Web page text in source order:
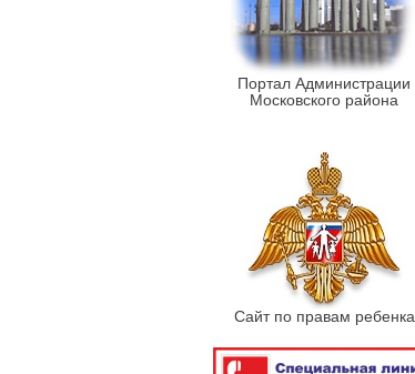
Портал Администрации
Московского района
Сайт по правам ребенка